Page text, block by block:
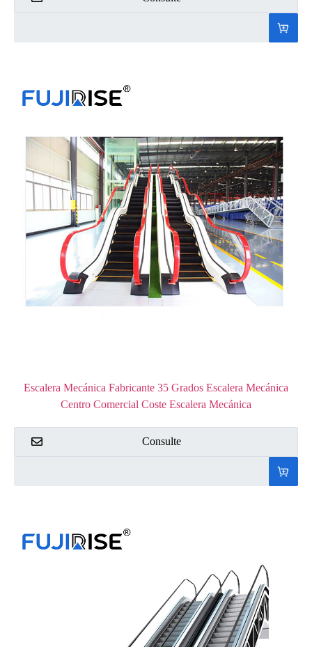
Escalera Mecánica Fabricante 35 Grados Escalera Mecánica
Centro Comercial Coste Escalera Mecánica
Consulte